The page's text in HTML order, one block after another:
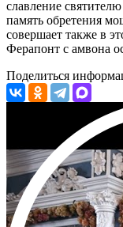
славление
память обретения
совершает также в
Ферапонт с амвона
Поделиться